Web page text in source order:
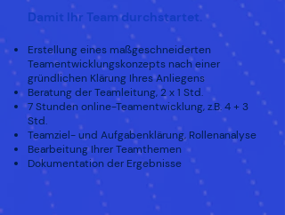
Damit Ihr Team durchstartet.
Erstellung eines maßgeschneiderten
Teamentwicklungskonzepts nach einer
gründlichen Klärung Ihres Anliegens
Beratung der Teamleitung, 2 x 1 Std.
7 Stunden online-Teamentwicklung, z.B. 4 + 3
Std.
Teamziel- und Aufgabenklärung, Rollenanalyse
Bearbeitung Ihrer Teamthemen
Dokumentation der Ergebnisse